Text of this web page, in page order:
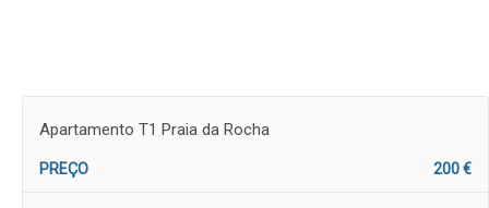
Apartamento T1 Praia da Rocha
PREÇO 200 €